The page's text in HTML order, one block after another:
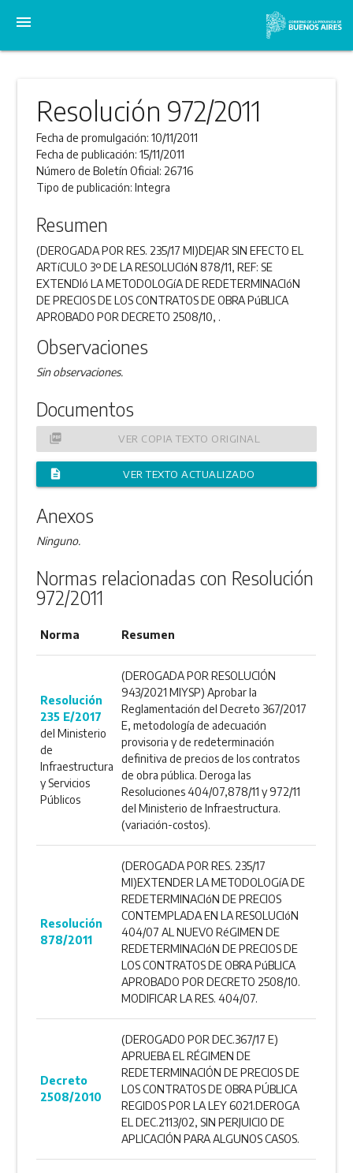
menu
Resolución 972/2011
Fecha de promulgación:10/11/2011
Fecha de publicación:15/11/2011
Número de Boletín Oficial: 26716
Tipo de publicación:Integra
Resumen
(DEROGADA POR RES. 235/17 MI)DEJAR SIN EFECTO EL
ARTíCULO 3º DE LA RESOLUCIóN 878/11, REF: SE
EXTENDIó LA METODOLOGíA DE REDETERMINACIóN
DE PRECIOS DE LOS CONTRATOS DE OBRA PúBLICA
APROBADO POR DECRETO 2508/10, .
Observaciones
Sin observaciones.
Documentos
picture_as_pdf VER COPIA TEXTO ORIGINAL
description VER TEXTO ACTUALIZADO
Anexos
Ninguno.
Normas relacionadas con Resolución
972/2011
Norma Resumen
Resolución
235 E/2017
del Ministerio
de
Infraestructura
y Servicios
Públicos
(DEROGADA POR RESOLUCIÓN
943/2021 MIYSP) Aprobar la
Reglamentación del Decreto 367/2017
E, metodología de adecuación
provisoria y de redeterminación
definitiva de precios de los contratos
de obra pública. Deroga las
Resoluciones 404/07,878/11 y 972/11
del Ministerio de Infraestructura.
(variación-costos).
Resolución
878/2011
(DEROGADA POR RES. 235/17
MI)EXTENDER LA METODOLOGíA DE
REDETERMINACIóN DE PRECIOS
CONTEMPLADA EN LA RESOLUCIóN
404/07 AL NUEVO RéGIMEN DE
REDETERMINACIóN DE PRECIOS DE
LOS CONTRATOS DE OBRA PúBLICA
APROBADO POR DECRETO 2508/10.
MODIFICAR LA RES. 404/07.
Decreto
2508/2010
(DEROGADO POR DEC.367/17 E)
APRUEBA EL RÉGIMEN DE
REDETERMINACIÓN DE PRECIOS DE
LOS CONTRATOS DE OBRA PÚBLICA
REGIDOS POR LA LEY 6021.DEROGA
EL DEC.2113/02, SIN PERJUICIO DE
APLICACIÓN PARA ALGUNOS CASOS.